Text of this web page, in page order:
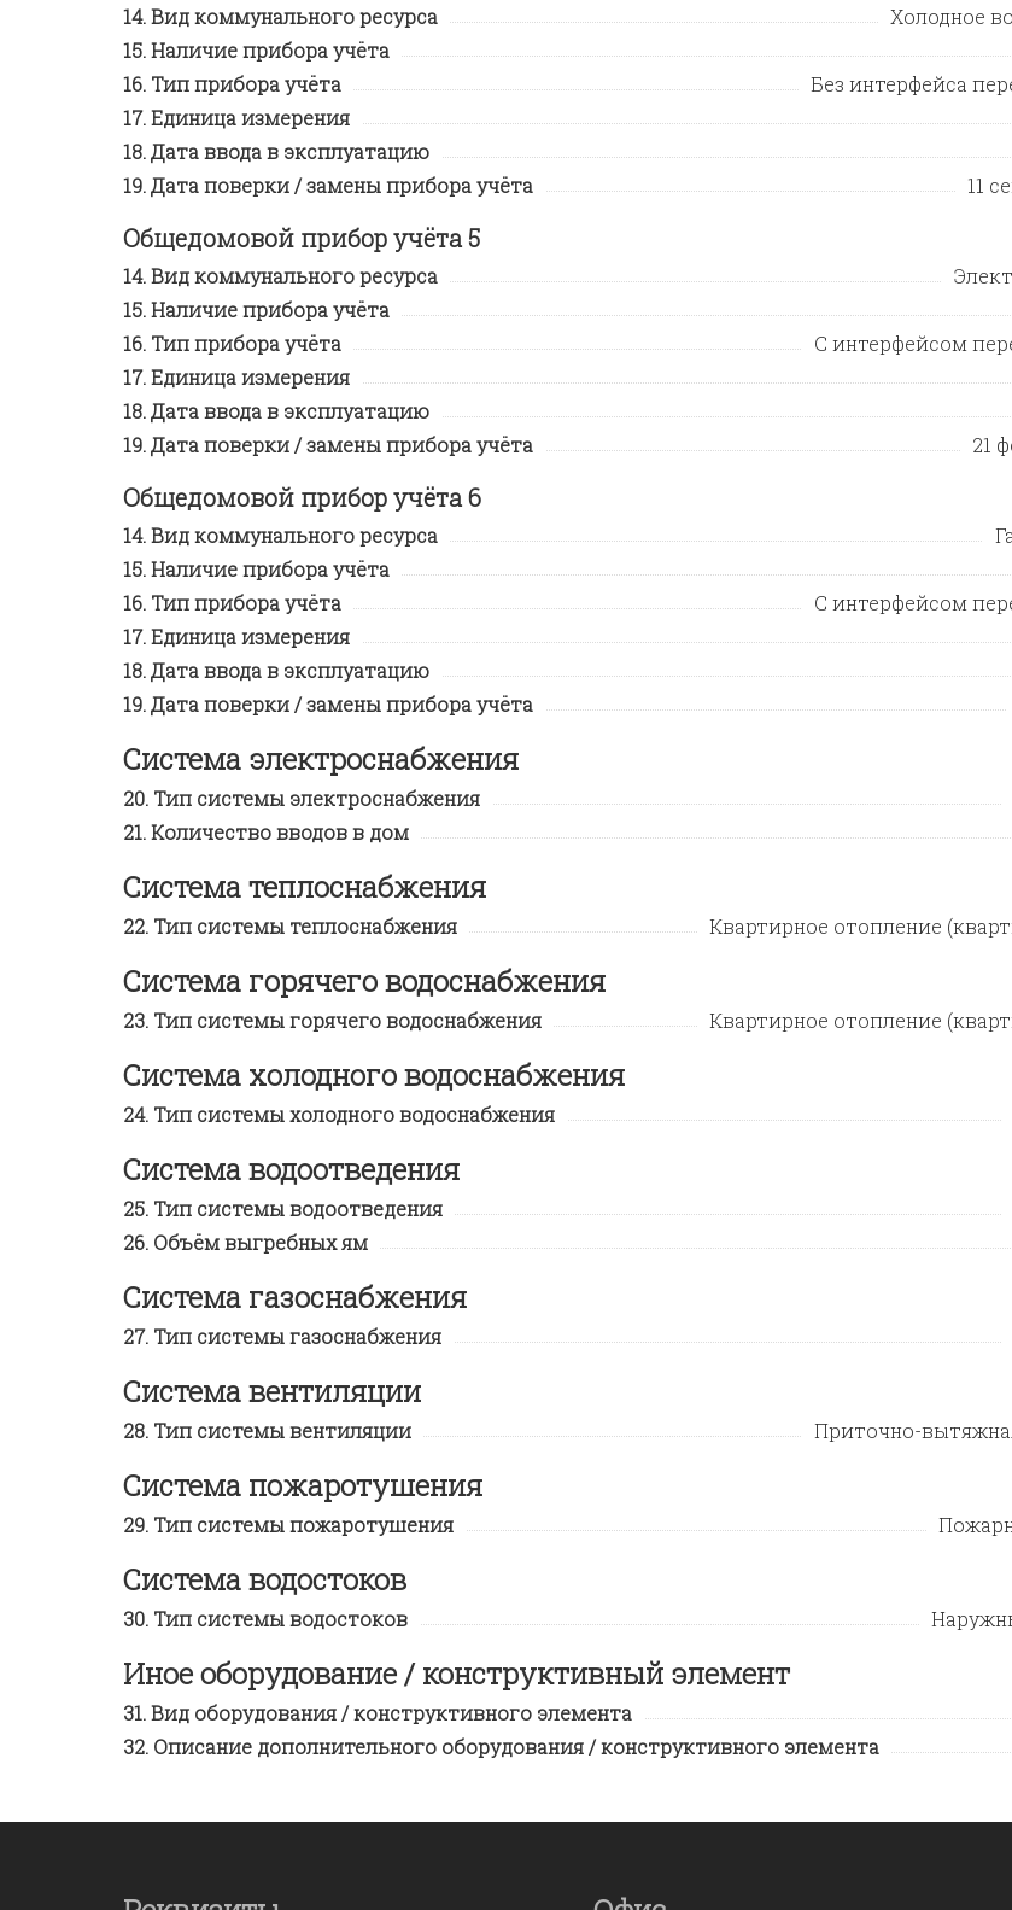
Вид коммунального ресурса
Холодное
Наличие прибора учёта
Тип прибора учёта
Без интерфейса
Единица измерения
Дата ввода в эксплуатацию
Дата поверки / замены прибора учёта
11
Общедомовой прибор учёта 5
Вид коммунального ресурса
Наличие прибора учёта
Тип прибора учёта
С интерфейсом
Единица измерения
Дата ввода в эксплуатацию
Дата поверки / замены прибора учёта
21
Общедомовой прибор учёта 6
Вид коммунального ресурса
Наличие прибора учёта
Тип прибора учёта
С интерфейсом
Единица измерения
Дата ввода в эксплуатацию
Дата поверки / замены прибора учёта
Система электроснабжения
Тип системы электроснабжения
Количество вводов в дом
Система теплоснабжения
Тип системы теплоснабжения Квартирное отопление
Система горячего водоснабжения
Тип системы горячего водоснабжения Квартирное отопление
Система холодного водоснабжения
Тип системы холодного водоснабжения
Система водоотведения
Тип системы водоотведения
Объём выгребных ям
Система газоснабжения
Тип системы газоснабжения
Система вентиляции
Тип системы вентиляции Приточно-
Система пожаротушения
Тип системы пожаротушения
Система водостоков
Тип системы водостоков
Иное оборудование / конструктивный элемент
Вид оборудования / конструктивного элемента
Описание дополнительного оборудования / конструктивного элемента